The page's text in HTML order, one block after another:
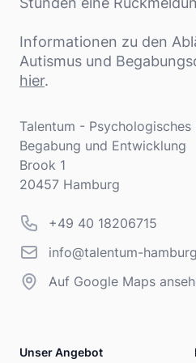
Informationen zu den
Autismus und
hier.
Adresse
Talentum -
Begabung und Entwicklung
Brook 1
20457 Hamburg
Telefonnummer
+49 40 18206715
info@talentum-hamburg.de
info@talentum-
Auf Google Maps
Unser Angebot